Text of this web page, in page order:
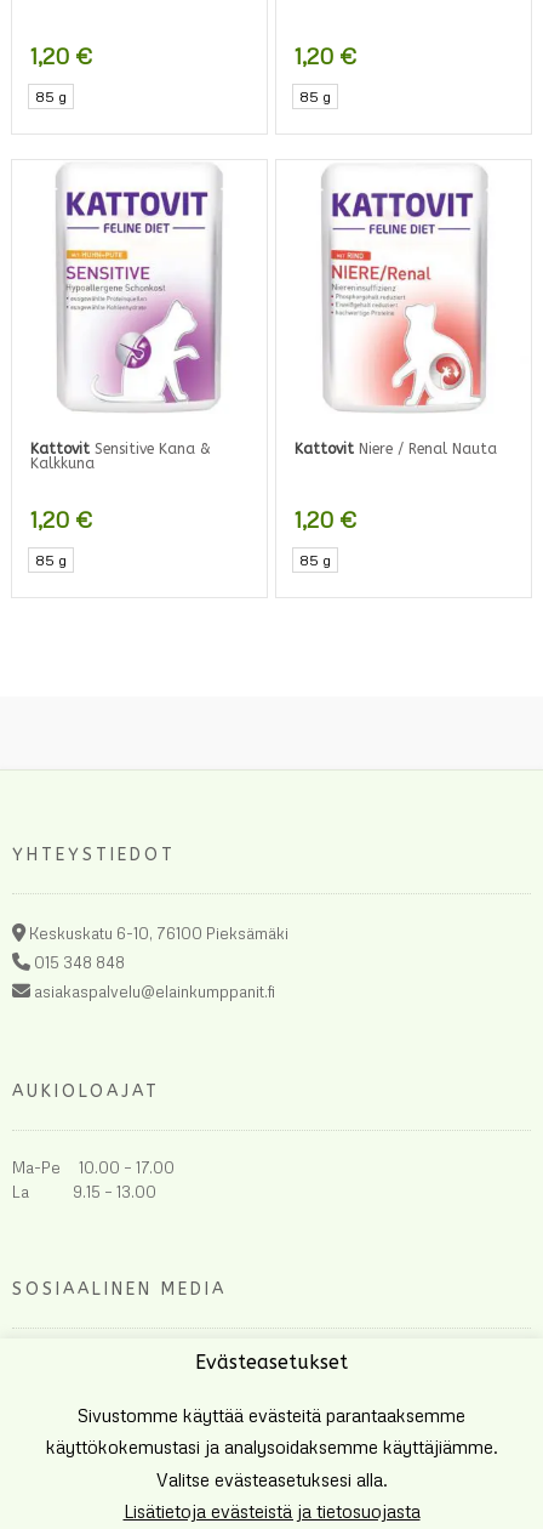
1,20 €
85 g
1,20 €
85 g
Kattovit Sensitive Kana &
Kalkkuna
1,20 €
85 g
Kattovit Niere / Renal Nauta
1,20 €
85 g
YHTEYSTIEDOT
Keskuskatu 6-10, 76100 Pieksämäki
015 348 848
asiakaspalvelu@elainkumppanit.fi
AUKIOLOAJAT
Ma-Pe 10.00 – 17.00
La 9.15 – 13.00
SOSIAALINEN MEDIA
Evästeasetukset
Sivustomme käyttää evästeitä parantaaksemme
käyttökokemustasi ja analysoidaksemme käyttäjiämme.
Valitse evästeasetuksesi alla.
Lisätietoja evästeistä ja tietosuojasta